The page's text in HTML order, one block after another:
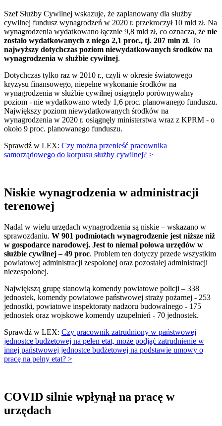
Szef Służby Cywilnej wskazuje, że zaplanowany dla służby
cywilnej fundusz wynagrodzeń w 2020 r. przekroczył 10 mld zł. Na
wynagrodzenia wydatkowano łącznie 9,8 mld zł, co oznacza, że nie
zostało wydatkowanych z niego 2,1 proc., tj. 207 mln zł. To
najwyższy dotychczas poziom niewydatkowanych środków na
wynagrodzenia w służbie cywilnej.
Dotychczas tylko raz w 2010 r., czyli w okresie światowego
kryzysu finansowego, niepełne wykonanie środków na
wynagrodzenia w służbie cywilnej osiągnęło porównywalny
poziom - nie wydatkowano wtedy 1,6 proc. planowanego funduszu.
Największy poziom niewydatkowanych środków na
wynagrodzenia w 2020 r. osiągnęły ministerstwa wraz z KPRM - o
około 9 proc. planowanego funduszu.
Sprawdź w LEX: Czy można przenieść pracownika
samorządowego do korpusu służby cywilnej? >
Niskie wynagrodzenia w administracji
terenowej
Nadal w wielu urzędach wynagrodzenia są niskie – wskazano w
sprawozdaniu. W 901 podmiotach wynagrodzenie jest niższe niż
w gospodarce narodowej. Jest to niemal połowa urzędów w
służbie cywilnej – 49 proc. Problem ten dotyczy przede wszystkim
powiatowej administracji zespolonej oraz pozostałej administracji
niezespolonej.
Największą grupę stanowią komendy powiatowe policji – 338
jednostek, komendy powiatowe państwowej straży pożarnej - 253
jednostki, powiatowe inspektoraty nadzoru budowalnego - 175
jednostek oraz wojskowe komendy uzupełnień - 70 jednostek.
Sprawdź w LEX: Czy pracownik zatrudniony w państwowej
jednostce budżetowej na pełen etat, może podjąć zatrudnienie w
innej państwowej jednostce budżetowej na podstawie umowy o
pracę na pełny etat? >
COVID silnie wpłynął na pracę w
urzędach